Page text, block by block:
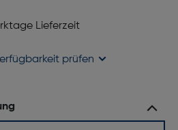
Lieferzeit
prüfen